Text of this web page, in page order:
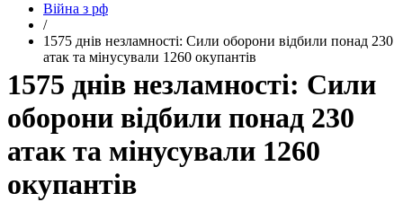
Війна з рф
/
​1575 днів незламності: Сили оборони відбили понад 230
атак та мінусували 1260 окупантів
​1575 днів незламності: Сили
оборони відбили понад 230
атак та мінусували 1260
окупантів